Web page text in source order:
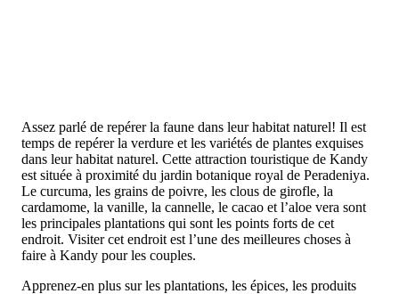
Assez parlé de repérer la faune dans leur habitat naturel! Il est
temps de repérer la verdure et les variétés de plantes exquises
dans leur habitat naturel. Cette attraction touristique de Kandy
est située à proximité du jardin botanique royal de Peradeniya.
Le curcuma, les grains de poivre, les clous de girofle, la
cardamome, la vanille, la cannelle, le cacao et l’aloe vera sont
les principales plantations qui sont les points forts de cet
endroit. Visiter cet endroit est l’une des meilleures choses à
faire à Kandy pour les couples.
Apprenez-en plus sur les plantations, les épices, les produits